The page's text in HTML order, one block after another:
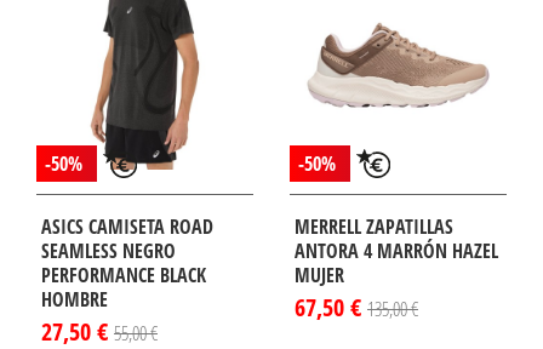
-50%
ASICS CAMISETA ROAD
SEAMLESS NEGRO
PERFORMANCE BLACK
HOMBRE
27,50 € 55,00 €
-50%
MERRELL ZAPATILLAS
ANTORA 4 MARRÓN HAZEL
MUJER
67,50 € 135,00 €